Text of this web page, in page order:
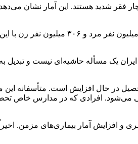
یک مسأله حاشیه‌ای نیست و تبدیل
در حال افزایش است. متأسفانه
افرادی که در مدارس خاص تحصیل
و افزایش آمار بیماری‌های مزمن.